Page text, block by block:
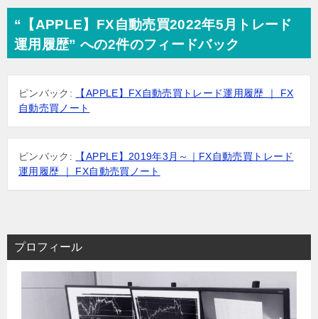
ナ
ビ
ゲ
シ
ョ
“【APPLE】FX自動売買2022年5月トレード
運用履歴” への2件のフィードバック
ピンバック:
【APPLE】FX自動売買トレード運用履歴 ｜ FX
自動売買ノート
ピンバック:
【APPLE】2019年3月～｜FX自動売買トレード
運用履歴 ｜ FX自動売買ノート
プロフィール